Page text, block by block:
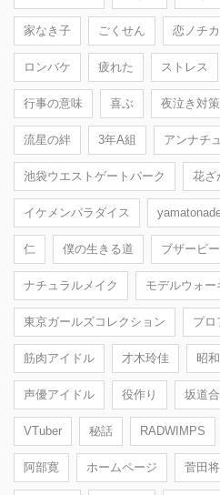
家なき子 ごくせん 恋ノチ
ロンバケ 疲れた ストレス
行事の意味 喜ぶ 夜泣き対策
流星の絆 3年A組 アンナチ
池袋ウエストゲートパーク 花ざ
イケメンパラダイス
仁 僕の生きる道 ブザービー
ナチュラルメイク モデルウォー
東京ガールズコレクション プロ
筋肉アイドル 才木玲佳 昭和
声優アイドル 役作り 坂道
VTuber 秘話 RADWIMPS
阿部寛 ホームページ 菅田